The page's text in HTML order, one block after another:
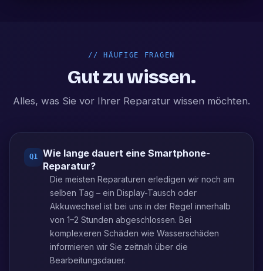
// HÄUFIGE FRAGEN
Gut zu wissen.
Alles, was Sie vor Ihrer Reparatur wissen möchten.
Q1
Wie lange dauert eine Smartphone-
Reparatur?
Die meisten Reparaturen erledigen wir noch am
selben Tag – ein Display-Tausch oder
Akkuwechsel ist bei uns in der Regel innerhalb
von 1–2 Stunden abgeschlossen. Bei
komplexeren Schäden wie Wasserschäden
informieren wir Sie zeitnah über die
Bearbeitungsdauer.